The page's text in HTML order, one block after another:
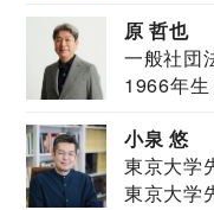
原 哲也
一般社団
JAPAN
1966年
小泉 悠
東京大学
東京大学